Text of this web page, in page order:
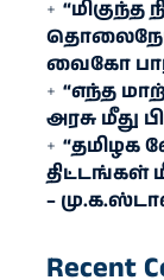
“மிகுந்த
வைகோ
“எந்த
அரசு மீது
“தமிழக
திட்டங்கள்
–
Recent